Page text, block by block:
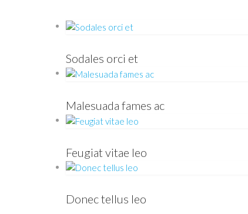
Sodales orci et
Malesuada fames ac
Feugiat vitae leo
Donec tellus leo